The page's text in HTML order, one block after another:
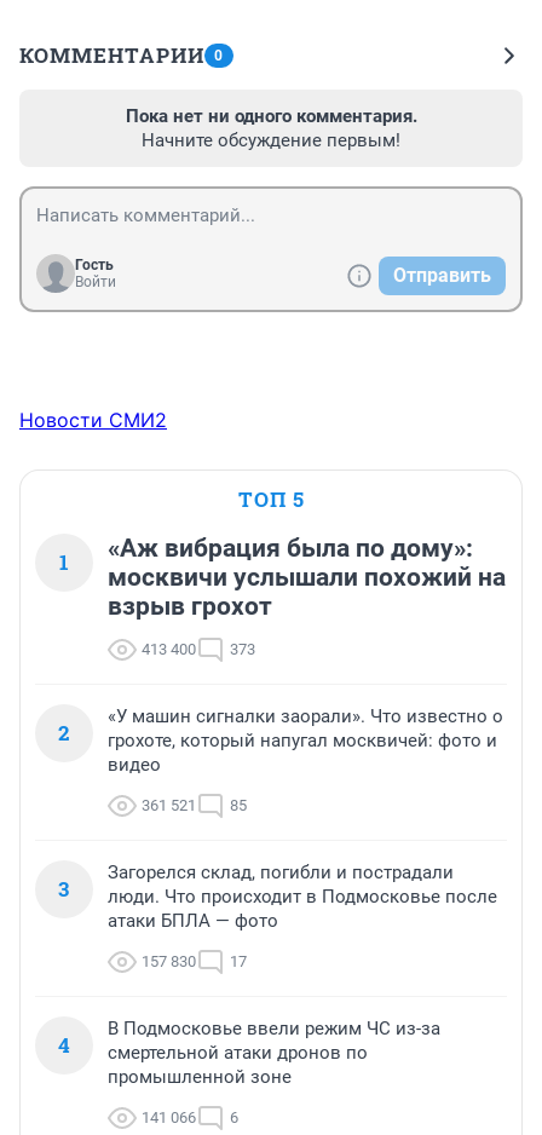
КОММЕНТАРИИ 0
Пока нет ни одного комментария.
Начните обсуждение первым!
Гость
Войти
Отправить
Новости СМИ2
ТОП 5
1
«Аж вибрация была по дому»:
москвичи услышали похожий на
взрыв грохот
413 400 373
2
«У машин сигналки заорали». Что известно о
грохоте, который напугал москвичей: фото и
видео
361 521 85
3
Загорелся склад, погибли и пострадали
люди. Что происходит в Подмосковье после
атаки БПЛА — фото
157 830 17
4
В Подмосковье ввели режим ЧС из-за
смертельной атаки дронов по
промышленной зоне
141 066 6